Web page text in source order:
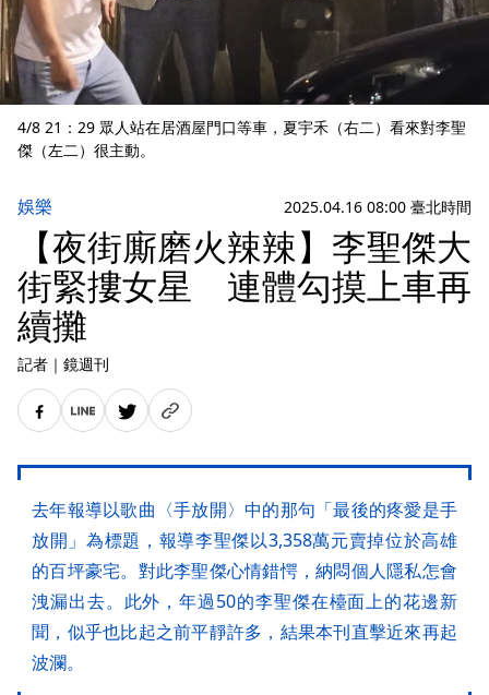
4/8 21：29 眾人站在居酒屋門口等車，夏宇禾（右二）看來對李聖
傑（左二）很主動。
娛樂 2025.04.16 08:00 臺北時間
【夜街廝磨火辣辣】李聖傑大
街緊摟女星 連體勾摸上車再
續攤
記者 ｜ 鏡週刊
去年報導以歌曲〈手放開〉中的那句「最後的疼愛是手
放開」為標題，報導李聖傑以3,358萬元賣掉位於高雄
的百坪豪宅。對此李聖傑心情錯愕，納悶個人隱私怎會
洩漏出去。此外，年過50的李聖傑在檯面上的花邊新
聞，似乎也比起之前平靜許多，結果本刊直擊近來再起
波瀾。